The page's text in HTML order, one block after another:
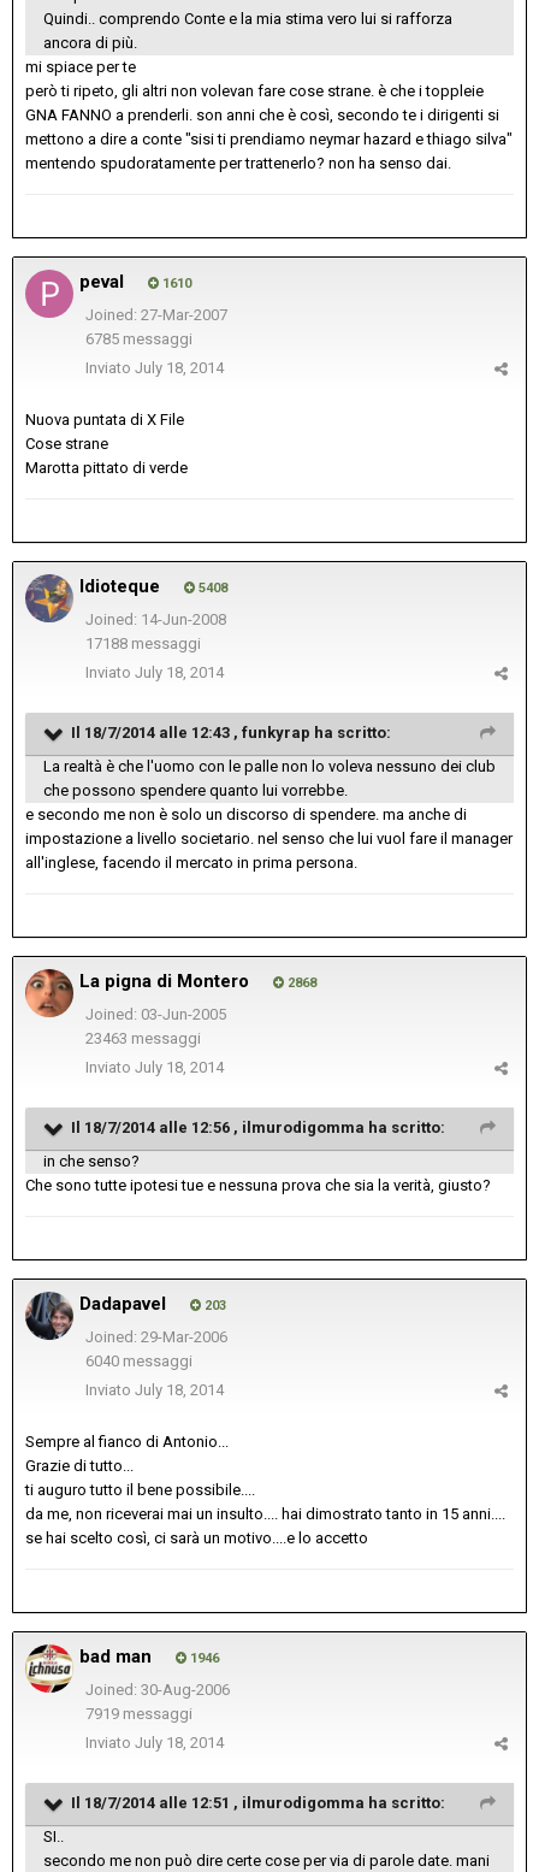
Quindi.. comprendo Conte e la mia stima vero lui si rafforza
ancora di più.
mi spiace per te
però ti ripeto, gli altri non volevan fare cose strane. è che i toppleie
GNA FANNO a prenderli. son anni che è così, secondo te i dirigenti si
mettono a dire a conte "sisi ti prendiamo neymar hazard e thiago silva"
mentendo spudoratamente per trattenerlo? non ha senso dai.
peval 1610
Joined: 27-Mar-2007
6785 messaggi
Inviato July 18, 2014
Nuova puntata di X File
Cose strane
Marotta pittato di verde
Idioteque 5408
Joined: 14-Jun-2008
17188 messaggi
Inviato July 18, 2014
Il 18/7/2014 alle 12:43 , funkyrap ha scritto:
La realtà è che l'uomo con le palle non lo voleva nessuno dei club
che possono spendere quanto lui vorrebbe.
e secondo me non è solo un discorso di spendere. ma anche di
impostazione a livello societario. nel senso che lui vuol fare il manager
all'inglese, facendo il mercato in prima persona.
La pigna di Montero 2868
Joined: 03-Jun-2005
23463 messaggi
Inviato July 18, 2014
Il 18/7/2014 alle 12:56 , ilmurodigomma ha scritto:
in che senso?
Che sono tutte ipotesi tue e nessuna prova che sia la verità, giusto?
Dadapavel 203
Joined: 29-Mar-2006
6040 messaggi
Inviato July 18, 2014
Sempre al fianco di Antonio...
Grazie di tutto...
ti auguro tutto il bene possibile....
da me, non riceverai mai un insulto.... hai dimostrato tanto in 15 anni....
se hai scelto così, ci sarà un motivo....e lo accetto
bad man 1946
Joined: 30-Aug-2006
7919 messaggi
Inviato July 18, 2014
Il 18/7/2014 alle 12:51 , ilmurodigomma ha scritto:
SI..
secondo me non può dire certe cose per via di parole date. mani